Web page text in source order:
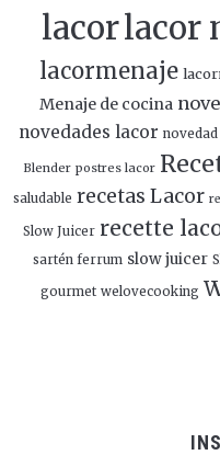
lacorlacor
lacormenaje
Menaje de cocina
novedades lacor
Blender postres lacor
saludable recetas Lacor
Slow Juicer recette
sartén ferrum slow juicer
gourmet welovecooking